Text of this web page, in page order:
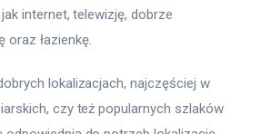
internet, telewizję, dobrze
oraz łazienkę.
lokalizacjach, najczęściej w
czy też popularnych szlaków